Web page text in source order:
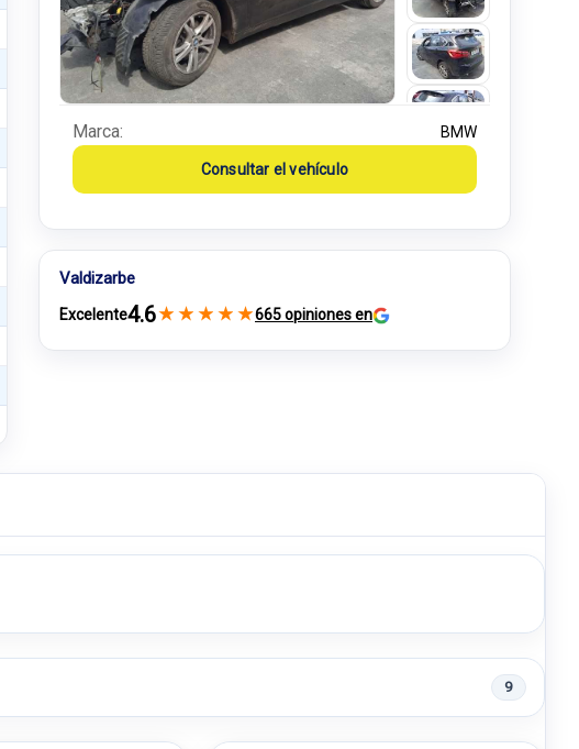
Marca: BMW
Consultar el vehículo
Valdizarbe
Excelente4.6★ ★ ★ ★ ★665 opiniones en
9